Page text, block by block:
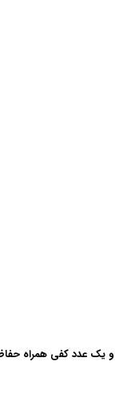
و یک عدد کفی همراه